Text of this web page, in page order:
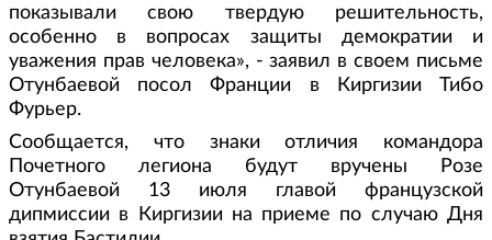
показывали свою твердую решительность,
особенно в вопросах защиты демократии и
уважения прав человека», - заявил в своем письме
Отунбаевой посол Франции в Киргизии Тибо
Фурьер.
Сообщается, что знаки отличия командора
Почетного легиона будут вручены Розе
Отунбаевой 13 июля главой французской
дипмиссии в Киргизии на приеме по случаю Дня